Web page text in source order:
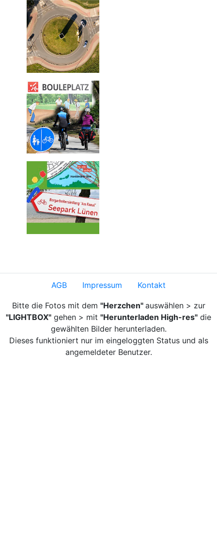
AGB Impressum Kontakt
Bitte die Fotos mit dem "Herzchen" auswählen > zur
"LIGHTBOX" gehen > mit "Herunterladen High-res" die
gewählten Bilder herunterladen.
Dieses funktioniert nur im eingeloggten Status und als
angemeldeter Benutzer.